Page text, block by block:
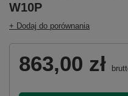
W10P
+ Dodaj do porównania
863,00 zł